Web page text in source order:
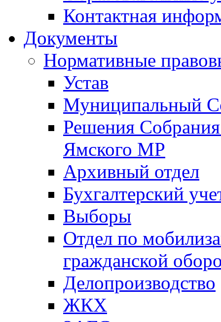
Контактная
Документы
Нормативные
Устав
Муниципальный
Решения
Ямского МР
Архивный отдел
Бухгалтерский
Выборы
Отдел по
гражданской
Делопроизводство
ЖКХ